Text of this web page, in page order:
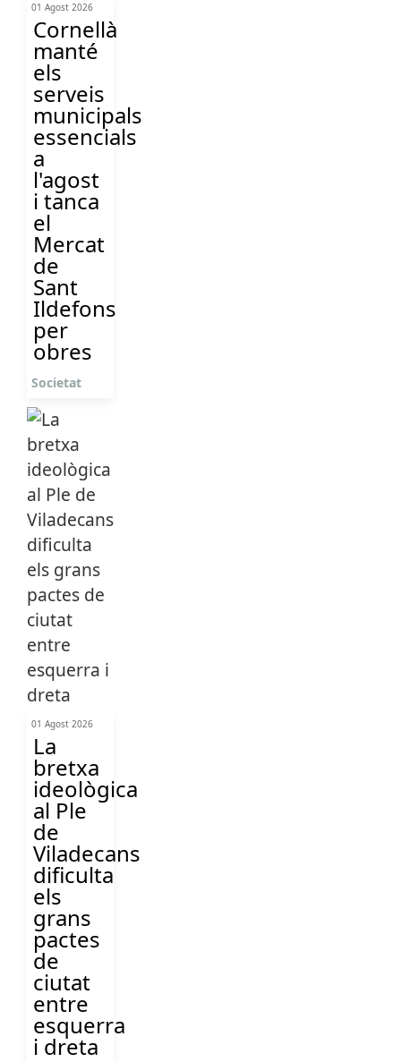
01 Agost 2026
Cornellà
manté
els
serveis
municipals
essencials
a
l'agost
i tanca
el
Mercat
de
Sant
Ildefons
per
obres
Societat
01 Agost 2026
La
bretxa
ideològica
al Ple
de
Viladecans
dificulta
els
grans
pactes
de
ciutat
entre
esquerra
i dreta